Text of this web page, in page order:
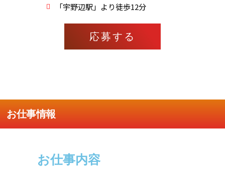
「宇野辺駅」より徒歩12分
応募する
お仕事情報
お仕事内容